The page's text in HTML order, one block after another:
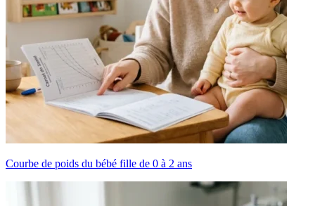
Courbe de poids du bébé fille de 0 à 2 ans